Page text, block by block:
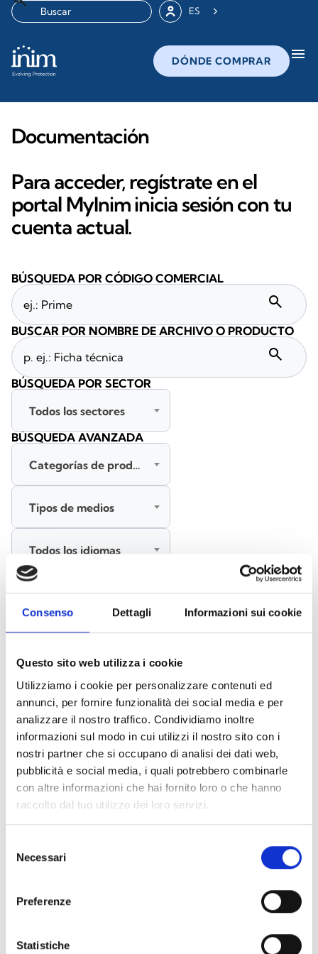
Consenso Dettagli Informazioni sui cookie
Questo sito web utilizza i cookie
Utilizziamo i cookie per personalizzare contenuti ed
annunci, per fornire funzionalità dei social media e per
analizzare il nostro traffico. Condividiamo inoltre
informazioni sul modo in cui utilizzi il nostro sito con i
nostri partner che si occupano di analisi dei dati web,
pubblicità e social media, i quali potrebbero combinarle
con altre informazioni che hai fornito loro o che hanno
raccolto dal tuo utilizzo dei loro servizi.
delNecessari
Preferenze
Statistiche
ES
DÓNDE COMPRAR menu
Documentación
Para acceder, regístrate en el
portal MyInim inicia sesión con tu
cuenta actual.
Accesorios bases EB00 - Materiales(47)
Accesorios para la prueba de detectores - Materiales
Accesorios para detectores Enea - Materiales (35)
Accesorios Senseware
Accesorios de la serie Industrial (17)
Seleccionar todo
Inicia sesión antes de descargar los contenidos con el
iconolock
BÚSQUEDA POR CÓDIGO COMERCIAL
search
BUSCAR POR NOMBRE DE ARCHIVO O PRODUCTO
search
BÚSQUEDA POR SECTOR
Todos los sectores
BÚSQUEDA AVANZADA
Categorías de productos
Tipos de medios
Todos los idiomas
BUSCAR
BORRAR FILTROS